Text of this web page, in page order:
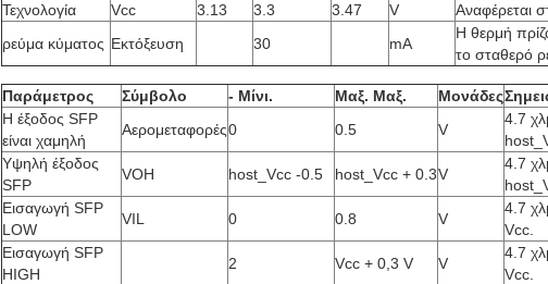
Τεχνολογία
Vcc 3.13 3.3 3.47 V
Αναφέρεται
ρεύμα κύματος Εκτόξευση 30 mA
Η θερμή
το σταθερό
Παράμετρος Σύμβολο - Μίνι. Μαξ. Μαξ. Μονάδες
Η έξοδος SFP
είναι χαμηλή
Αερομεταφορές0 0.5 V
4.7
Υψηλή έξοδος
SFP
VOH host_Vcc -0.5 host_Vcc + 0.3V
4.7
Εισαγωγή SFP
LOW
VIL 0 0.8 V
4.7
Vcc.
Εισαγωγή SFP
HIGH
2 Vcc + 0,3 V V
4.7
Vcc.